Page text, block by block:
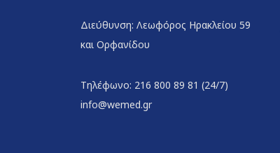
Διεύθυνση: Λεωφόρος Ηρακλείου 59
και Ορφανίδου
Τηλέφωνο: 216 800 89 81 (24/7)
info@wemed.gr